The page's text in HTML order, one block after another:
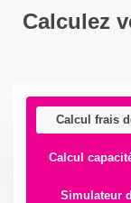
Calculez
Calcul frais
Calcul
Simulateur